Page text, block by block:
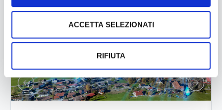
ACCETTA SELEZIONATI
RIFIUTA